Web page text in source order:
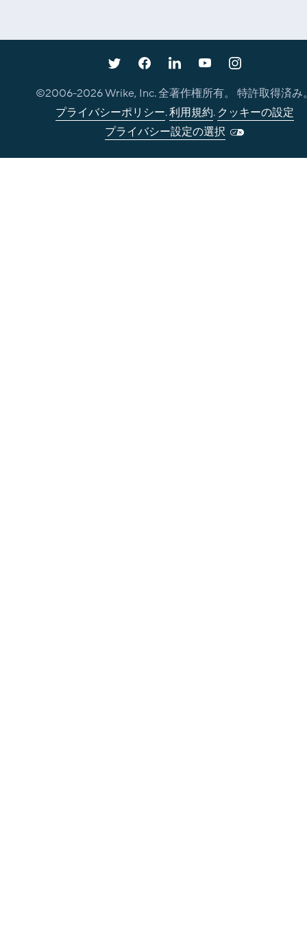
©2006-2026Wrike, Inc. 全著作権所有。 特許取得済み
プライバシーポリシー.利用規約. クッキーの設定
プライバシー設定の選択